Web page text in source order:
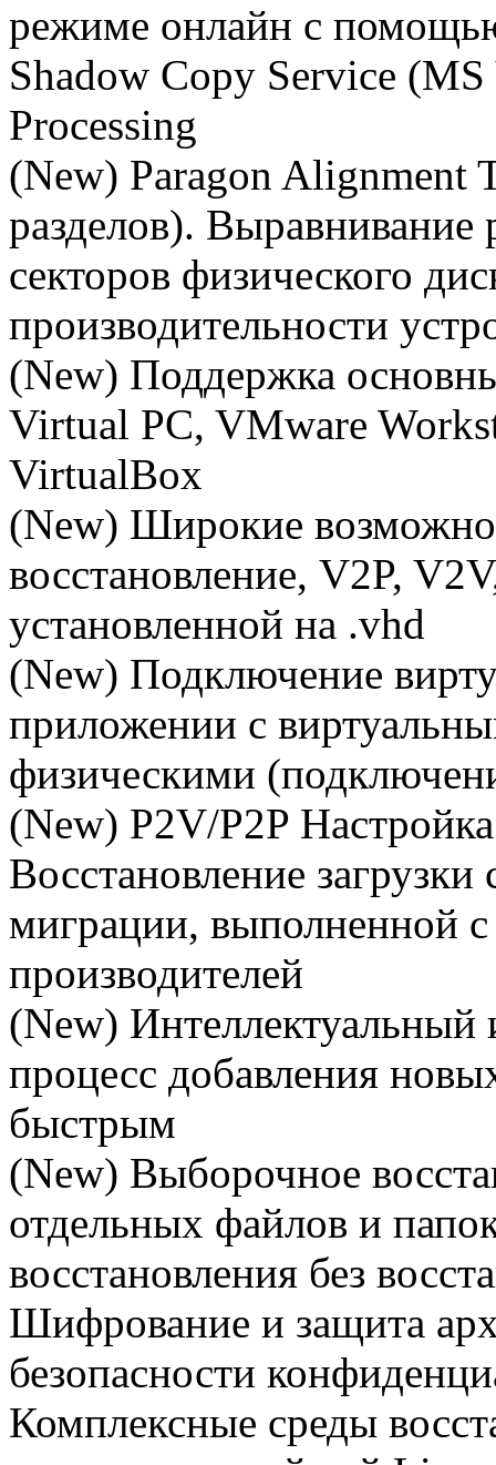
режиме онлайн с
Shadow Copy Service
Processing
(New) Paragon Alignment
разделов). Выравнивание
секторов физического
производительности
(New) Поддержка
Virtual PC, VMware
VirtualBox
(New) Широкие
восстановление, V2P,
установленной на .vhd
(New) Подключение
приложении с
физическими
(New) P2V/P2P
Восстановление
миграции, выполненной
производителей
(New) Интеллектуальный
процесс добавления
быстрым
(New) Выборочное
отдельных файлов и
восстановления без
Шифрование и защита
безопасности
Комплексные среды